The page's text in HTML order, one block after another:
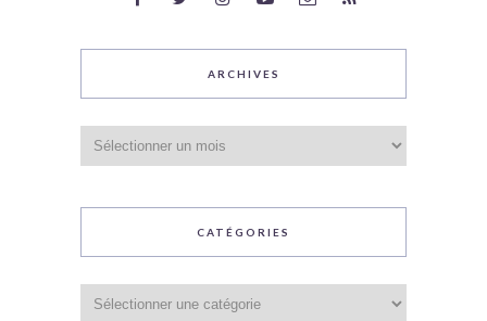
ARCHIVES
CATÉGORIES